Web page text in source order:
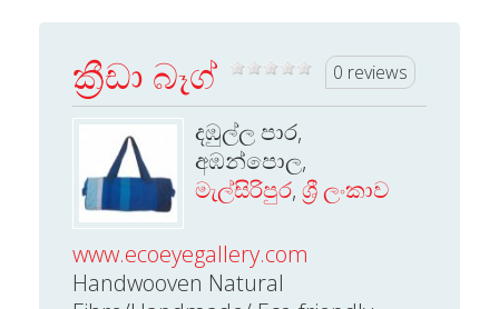
ක්‍රීඩා බෑග් 0 reviews
දඹුල්ල පාර,
අඹන්පොල,
මැල්සිරිපුර, ශ්‍රී ලංකාව
www.ecoeyegallery.com
Handwooven Natural